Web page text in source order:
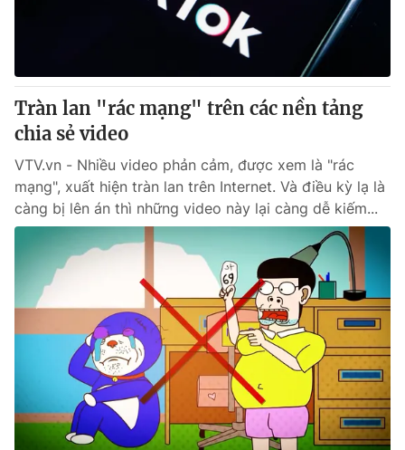
Tràn lan "rác mạng" trên các nền tảng
chia sẻ video
VTV.vn - Nhiều video phản cảm, được xem là "rác
mạng", xuất hiện tràn lan trên Internet. Và điều kỳ lạ là
càng bị lên án thì những video này lại càng dễ kiếm...